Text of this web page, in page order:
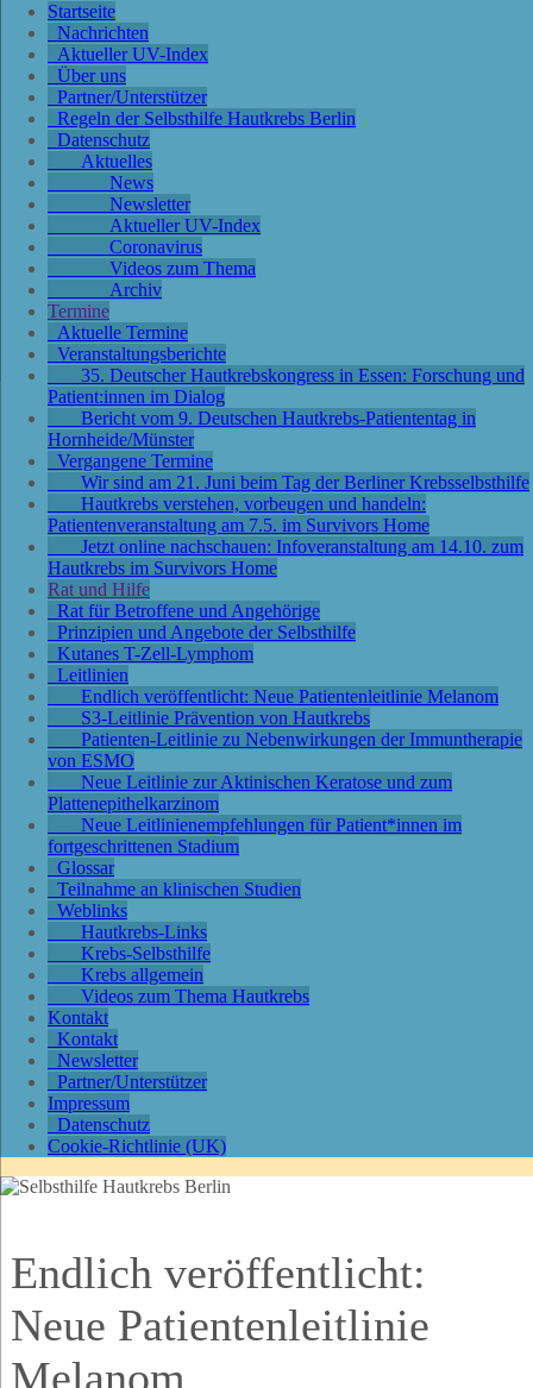
Startseite
Nachrichten
Aktueller UV-Index
Über uns
Partner/Unterstützer
Regeln der Selbsthilfe Hautkrebs Berlin
Datenschutz
Aktuelles
News
Newsletter
Aktueller UV-Index
Coronavirus
Videos zum Thema
Archiv
Termine
Aktuelle Termine
Veranstaltungsberichte
35. Deutscher Hautkrebskongress in Essen: Forschung und
Patient:innen im Dialog
Bericht vom 9. Deutschen Hautkrebs-Patiententag in
Hornheide/Münster
Vergangene Termine
Wir sind am 21. Juni beim Tag der Berliner Krebsselbsthilfe
Hautkrebs verstehen, vorbeugen und handeln:
Patientenveranstaltung am 7.5. im Survivors Home
Jetzt online nachschauen: Infoveranstaltung am 14.10. zum
Hautkrebs im Survivors Home
Rat und Hilfe
Rat für Betroffene und Angehörige
Prinzipien und Angebote der Selbsthilfe
Kutanes T-Zell-Lymphom
Leitlinien
Endlich veröffentlicht: Neue Patientenleitlinie Melanom
S3-Leitlinie Prävention von Hautkrebs
Patienten-Leitlinie zu Nebenwirkungen der Immuntherapie
von ESMO
Neue Leitlinie zur Aktinischen Keratose und zum
Plattenepithelkarzinom
Neue Leitlinienempfehlungen für Patient*innen im
fortgeschrittenen Stadium
Glossar
Teilnahme an klinischen Studien
Weblinks
Hautkrebs-Links
Krebs-Selbsthilfe
Krebs allgemein
Videos zum Thema Hautkrebs
Kontakt
Kontakt
Newsletter
Partner/Unterstützer
Impressum
Datenschutz
Cookie-Richtlinie (UK)
Endlich veröffentlicht:
Neue Patientenleitlinie
Melanom